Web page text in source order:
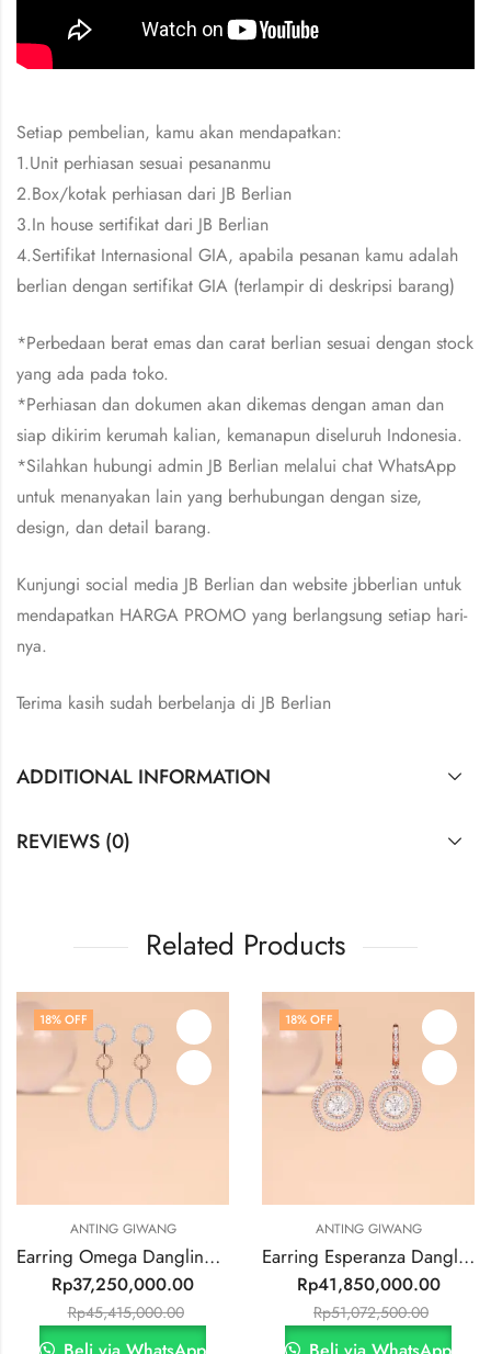
Setiap pembelian, kamu akan mendapatkan:
1.Unit perhiasan sesuai pesananmu
2.Box/kotak perhiasan dari JB Berlian
3.In house sertifikat dari JB Berlian
4.Sertifikat Internasional GIA, apabila pesanan kamu adalah
berlian dengan sertifikat GIA (terlampir di deskripsi barang)
*Perbedaan berat emas dan carat berlian sesuai dengan stock
yang ada pada toko.
*Perhiasan dan dokumen akan dikemas dengan aman dan
siap dikirim kerumah kalian, kemanapun diseluruh Indonesia.
*Silahkan hubungi admin JB Berlian melalui chat WhatsApp
untuk menanyakan lain yang berhubungan dengan size,
design, dan detail barang.
Kunjungi social media JB Berlian dan website jbberlian untuk
mendapatkan HARGA PROMO yang berlangsung setiap hari-
nya.
Terima kasih sudah berbelanja di JB Berlian
ADDITIONAL INFORMATION
REVIEWS (0)
Related Products
18% OFF
ANTING GIWANG
Earring Omega Dangling Setting
Rp37,250,000.00
Rp45,415,000.00
18% OFF
ANTING GIWANG
Earring Esperanza Dangling Setting
Rp41,850,000.00
Rp51,072,500.00